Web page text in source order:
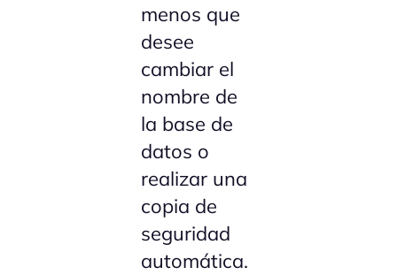
menos que
desee
cambiar el
nombre de
la base de
datos o
realizar una
copia de
seguridad
automática.